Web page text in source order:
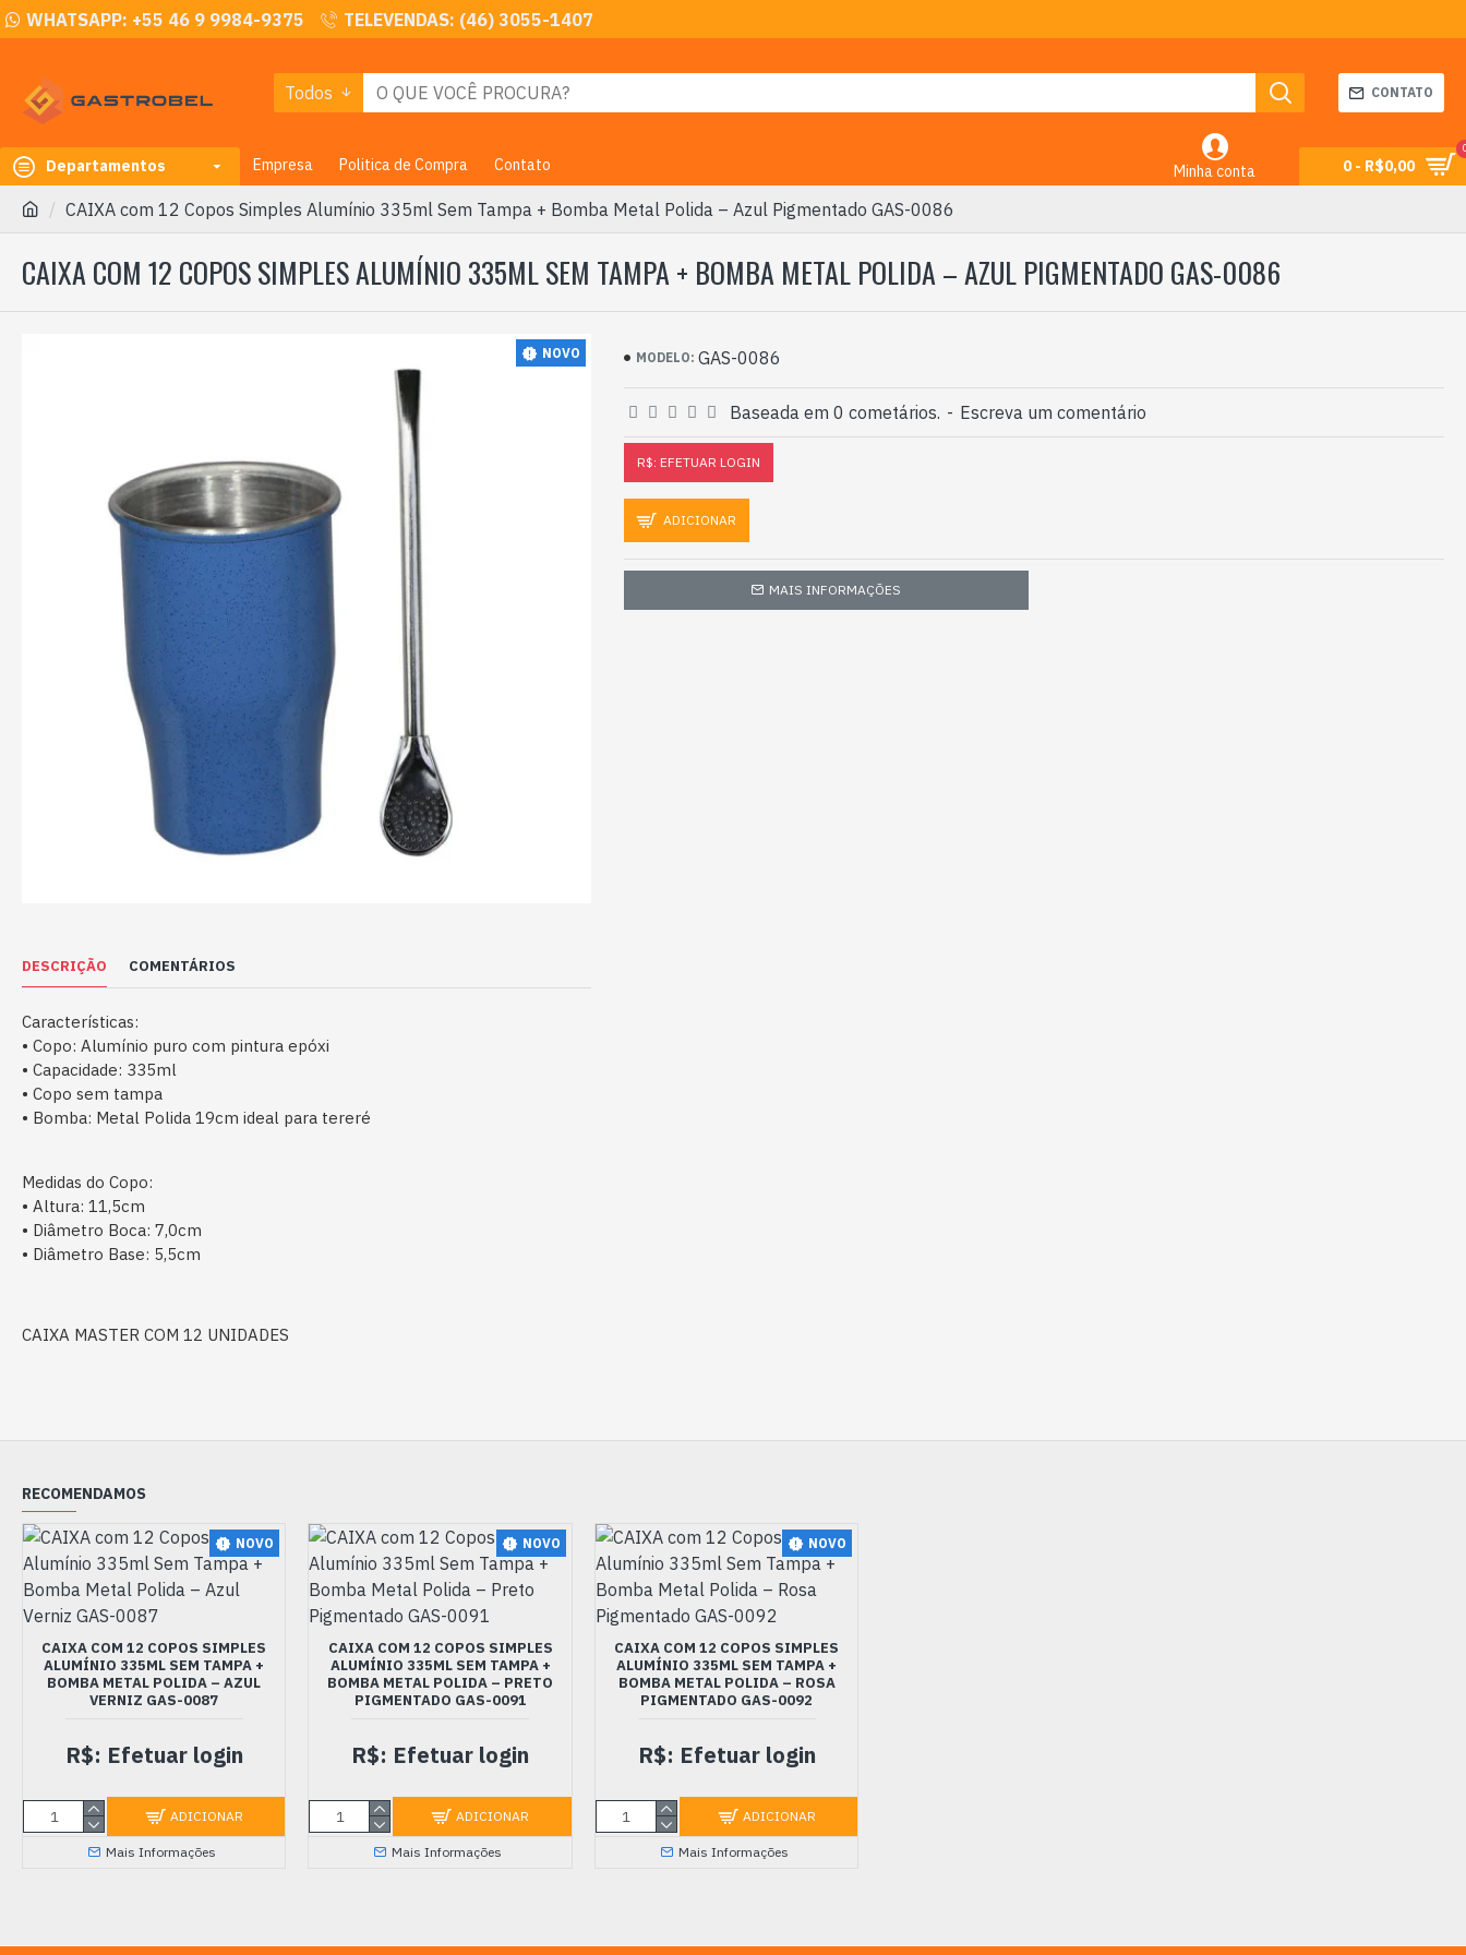
WHATSAPP: +55 46 9 9984-9375 TELEVENDAS: (46) 3055-1407
Todos CONTATO
Departamentos Empresa Politica de Compra Contato Minha conta 0 - R$0,00
CAIXA com 12 Copos Simples Alumínio 335ml Sem Tampa + Bomba Metal Polida – Azul Pigmentado GAS-0086
CAIXA COM 12 COPOS SIMPLES ALUMÍNIO 335ML SEM TAMPA + BOMBA METAL POLIDA – AZUL PIGMENTADO GAS-0086
NOVO
DESCRIÇÃO COMENTÁRIOS
Características:
• Copo: Alumínio puro com pintura epóxi
• Capacidade: 335ml
• Copo sem tampa
• Bomba: Metal Polida 19cm ideal para tereré
Medidas do Copo:
• Altura: 11,5cm
• Diâmetro Boca: 7,0cm
• Diâmetro Base: 5,5cm
CAIXA MASTER COM 12 UNIDADES
MODELO: GAS-0086
Baseada em 0 cometários. - Escreva um comentário
R$: EFETUAR LOGIN
ADICIONAR
MAIS INFORMAÇÕES
RECOMENDAMOS
NOVO
CAIXA COM 12 COPOS SIMPLES
ALUMÍNIO 335ML SEM TAMPA +
BOMBA METAL POLIDA – AZUL
VERNIZ GAS-0087
R$: Efetuar login
ADICIONAR
Mais Informações
NOVO
CAIXA COM 12 COPOS SIMPLES
ALUMÍNIO 335ML SEM TAMPA +
BOMBA METAL POLIDA – PRETO
PIGMENTADO GAS-0091
R$: Efetuar login
ADICIONAR
Mais Informações
NOVO
CAIXA COM 12 COPOS SIMPLES
ALUMÍNIO 335ML SEM TAMPA +
BOMBA METAL POLIDA – ROSA
PIGMENTADO GAS-0092
R$: Efetuar login
ADICIONAR
Mais Informações